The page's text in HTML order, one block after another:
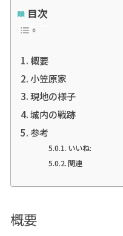
目次
概要
小笠原家
現地の様子
城内の戦跡
参考
いいね:
関連
概要